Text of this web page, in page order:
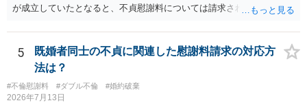
が成立していたとなると、不貞慰謝料については請求される可能性が
れば早めに弁護士に相談し、弁護士から回答をさせると良いでしょ
う。
5
既婚者同士の不貞に関連した慰謝料請求の対応方
法は？
#不倫慰謝料 #ダブル不倫 #婚約破棄
2026年7月13日